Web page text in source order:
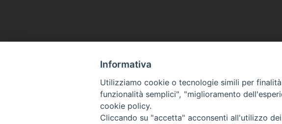
CONTATTI
via Bonporti, 20
Informativa
Utilizziamo cookie o tecnologie simili per
funzionalità semplici", "miglioramento
cookie policy.
Cliccando su "accetta" acconsenti all'utilizzo